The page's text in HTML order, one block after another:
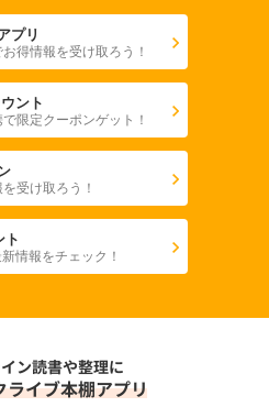
プリ
得情報を受け取ろう！
ント
限定クーポンゲット！
受け取ろう！
ト
情報をチェック！